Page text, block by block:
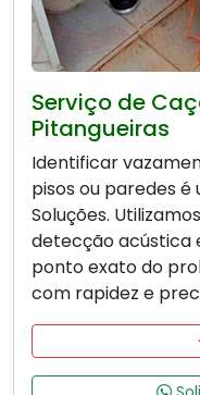
Serviço de
Pitangueiras
Identificar
pisos ou paredes é
Soluções.
detecção acústica
ponto exato do
com rapidez e